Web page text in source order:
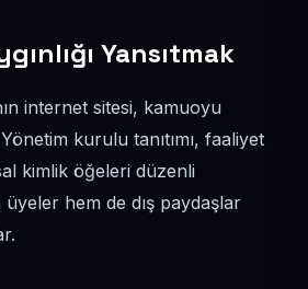
Yansıtmak
internet sitesi, kamuoyu
kurulu tanıtımı, faaliyet
kimlik öğeleri düzenli
hem de dış paydaşlar